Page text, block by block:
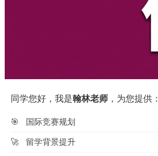
同学您好，我是翰林老师 ，为您提供：
🎯 国际竞赛规划
🚀 留学背景提升